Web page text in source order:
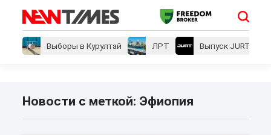
Выборы в Курултай ЛРТ Выпуск JURT
Новости с меткой: Эфиопия